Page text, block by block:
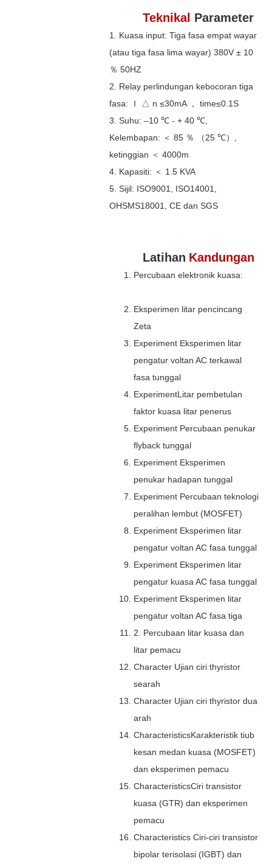
Teknikal Parameter
1. Kuasa input: Tiga fasa empat wayar
(atau tiga fasa lima wayar) 380V ± 10
％ 50HZ
2. Relay perlindungan kebocoran tiga
fasa: Ｉ △ n ≤30mA ， time≤0.1S
3. Suhu: –10 ℃ - + 40 ℃,
Kelembapan: ＜ 85 ％ （25 ℃）,
ketinggian ＜ 4000m
4. Kapasiti: ＜ 1.5 KVA
5. Sijil: ISO9001, ISO14001,
OHSMS18001, CE dan SGS
Latihan Kandungan
Percubaan elektronik kuasa:
Eksperimen litar pencincang
Zeta
Experiment Eksperimen litar
pengatur voltan AC terkawal
fasa tunggal
ExperimentLitar pembetulan
faktor kuasa litar penerus
Experiment Percubaan penukar
flyback tunggal
Experiment Eksperimen
penukar hadapan tunggal
Experiment Percubaan teknologi
peralihan lembut (MOSFET)
Experiment Eksperimen litar
pengatur voltan AC fasa tunggal
Experiment Eksperimen litar
pengatur kuasa AC fasa tunggal
Experiment Eksperimen litar
pengatur voltan AC fasa tiga
2. Percubaan litar kuasa dan
litar pemacu
Character Ujian ciri thyristor
searah
Character Ujian ciri thyristor dua
arah
CharacteristicsKarakteristik tiub
kesan medan kuasa (MOSFET)
dan eksperimen pemacu
CharacteristicsCiri transistor
kuasa (GTR) dan eksperimen
pemacu
Characteristics Ciri-ciri transistor
bipolar terisolasi (IGBT) dan